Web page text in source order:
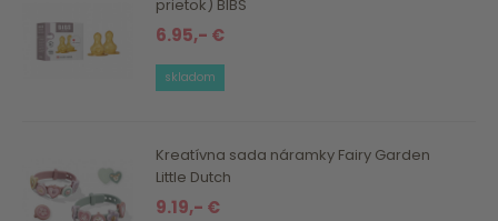
prietok) BIBS
6.95,- €
skladom
Kreatívna sada náramky Fairy Garden
Little Dutch
9.19,- €